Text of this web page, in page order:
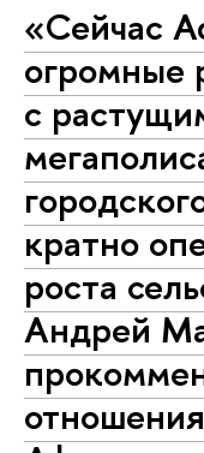
«Сейчас
огромные
с
кратно
роста
Андрей